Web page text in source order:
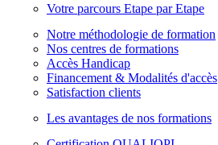
Votre parcours Etape par Etape
Notre méthodologie de formation
Nos centres de formations
Accès Handicap
Financement & Modalités d'accès
Satisfaction clients
Les avantages de nos formations